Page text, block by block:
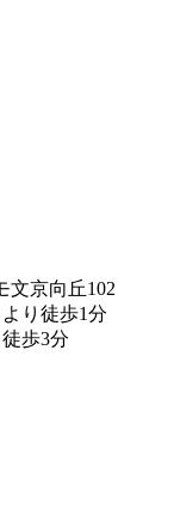
文京向丘102
り徒歩1分
歩3分